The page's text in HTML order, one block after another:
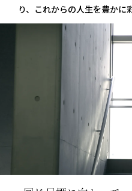
り、これからの人生を豊かに